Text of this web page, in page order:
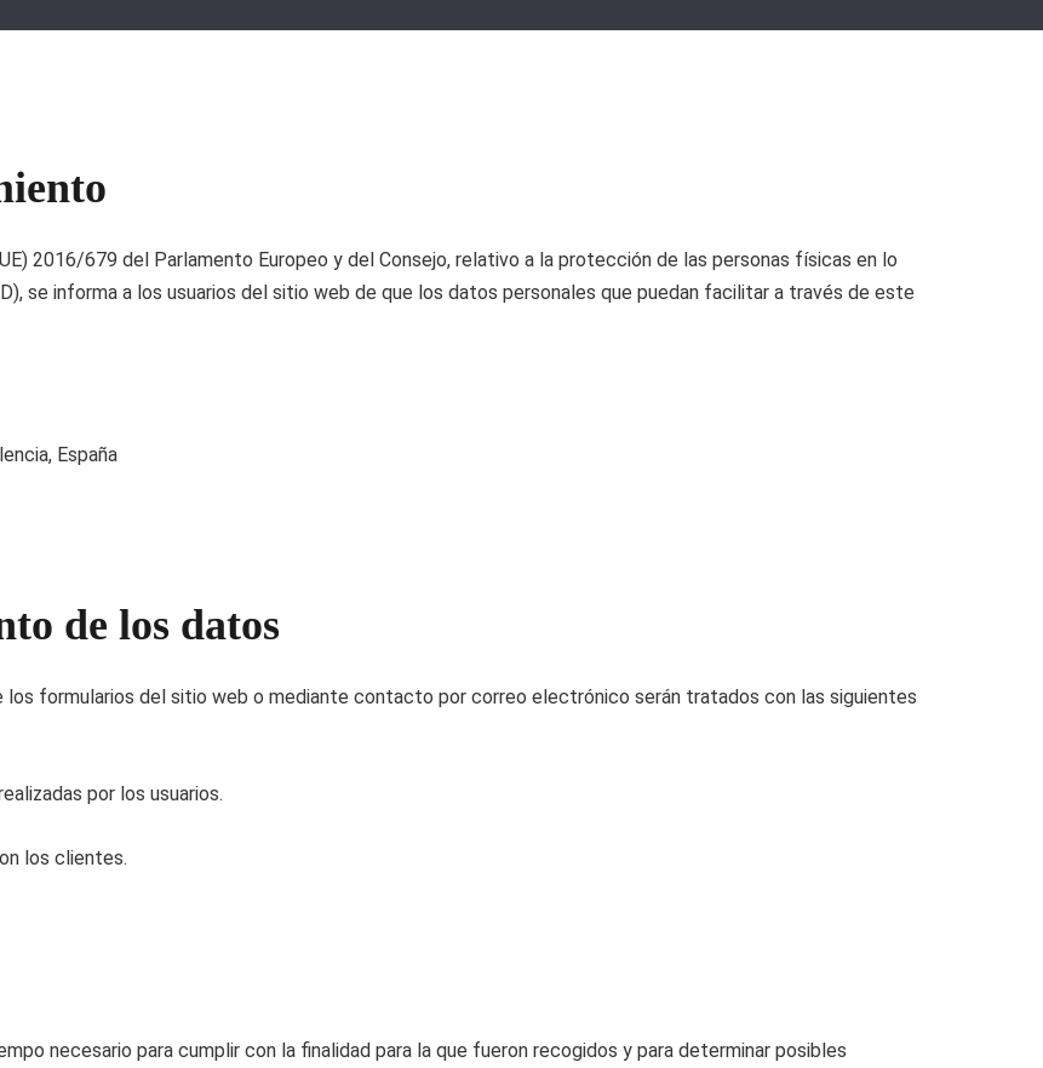
y Patrimonial
2016/679 del Parlamento Europeo y del Consejo, relativo a la protección de las personas físicas en lo
se informa a los usuarios del sitio web de que los datos personales que puedan facilitar a través de este
España
de los datos
formularios del sitio web o mediante contacto por correo electrónico serán tratados con las siguientes
por los usuarios.
los clientes.
necesario para cumplir con la finalidad para la que fueron recogidos y para determinar posibles